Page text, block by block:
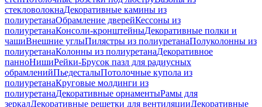
стекловолокнаДекоративные камины из
полиуретанаОбрамление дверейКессоны из
полиуретанаКонсоли-кронштейныДекоративные полки и
чашиВнешние углыПилястры из полиуретанаПолуколонны из
полиуретанаКолонны из полиуретанаДекоративное
панноНишиРейки-Брусок пазл для радиусных
обрамленийПьедесталыПотолочные купола из
полиуретанаКруговые молдинги из
полиуретанаДекоративные орнаментыРамы для
зеркалДекоративные решетки для вентиляцииДекоративные